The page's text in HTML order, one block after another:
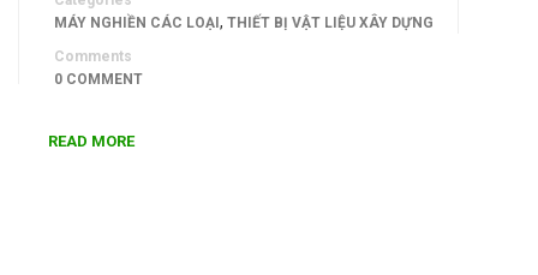
MÁY NGHIỀN CÁC LOẠI, THIẾT BỊ VẬT LIỆU XÂY DỰNG
Comments
0 COMMENT
READ MORE